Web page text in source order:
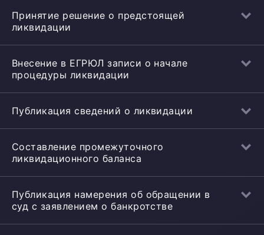
Принятие решение о предстоящей
ликвидации
Внесение в ЕГРЮЛ записи о начале
процедуры ликвидации
Публикация сведений о ликвидации
Составление промежуточного
ликвидационного баланса
Публикация намерения об обращении в
суд с заявлением о банкротстве